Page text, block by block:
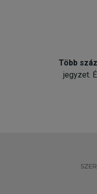
Több száz
jegyzet.